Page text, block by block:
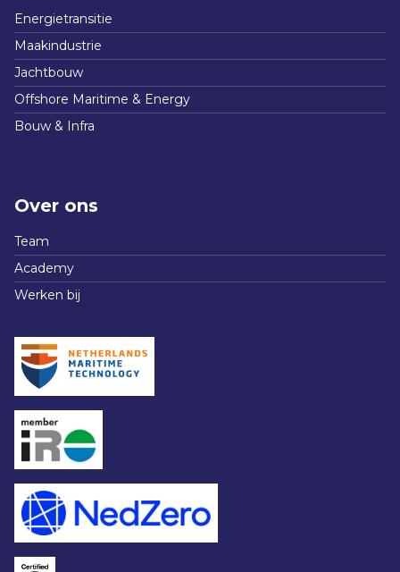
Energietransitie
Maakindustrie
Jachtbouw
Offshore Maritime & Energy
Bouw & Infra
Over ons
Team
Academy
Werken bij